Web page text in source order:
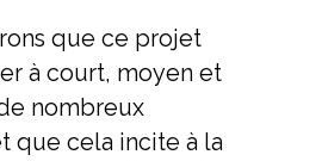
que ce projet
à court, moyen et
nombreux
que cela incite à la